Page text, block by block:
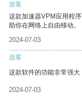
游客
这款加速器VPM应用程
助你在网络上自由移动。
2024-07-03
游客
这款软件的功能非常强大
2024-07-03